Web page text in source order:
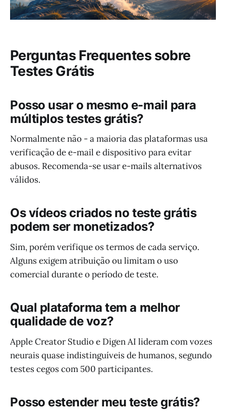
Perguntas Frequentes sobre
Testes Grátis
Posso usar o mesmo e-mail para
múltiplos testes grátis?
Normalmente não - a maioria das plataformas usa
verificação de e-mail e dispositivo para evitar
abusos. Recomenda-se usar e-mails alternativos
válidos.
Os vídeos criados no teste grátis
podem ser monetizados?
Sim, porém verifique os termos de cada serviço.
Alguns exigem atribuição ou limitam o uso
comercial durante o período de teste.
Qual plataforma tem a melhor
qualidade de voz?
Apple Creator Studio e Digen AI lideram com vozes
neurais quase indistinguíveis de humanos, segundo
testes cegos com 500 participantes.
Posso estender meu teste grátis?